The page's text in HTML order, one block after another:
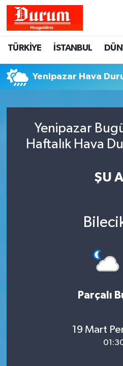
TÜRKİYE İSTANBUL
Yenipazar Hava
Yenipazar
Haftalık Hava
ŞU
Parçalı
19 Mart
Hava Durumu
Namaz Vakitleri
Süper Lig Puan Durumu